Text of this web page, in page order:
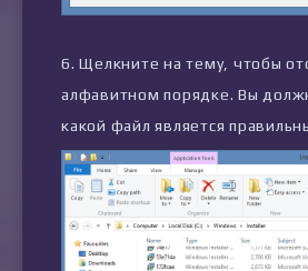
Щелкните на тему, чтобы
алфавитном порядке. Вы
какой файл является